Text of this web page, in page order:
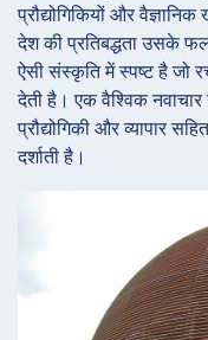
प्रौद्योगिकियों और
देश की प्रतिबद्धता उसके
ऐसी संस्कृति में स्पष्ट है जो
देती है। एक वैश्विक
प्रौद्योगिकी और व्यापार
दर्शाती है।